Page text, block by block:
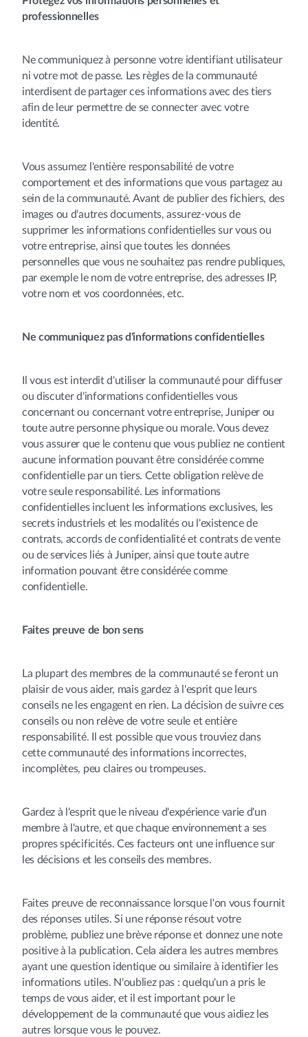
professionnelles
Ne communiquez à personne votre identifiant utilisateur
ni votre mot de passe. Les règles de la communauté
interdisent de partager ces informations avec des tiers
afin de leur permettre de se connecter avec votre
identité.
Vous assumez l'entière responsabilité de votre
comportement et des informations que vous partagez au
sein de la communauté. Avant de publier des fichiers, des
images ou d'autres documents, assurez-vous de
supprimer les informations confidentielles sur vous ou
votre entreprise, ainsi que toutes les données
personnelles que vous ne souhaitez pas rendre publiques,
par exemple le nom de votre entreprise, des adresses IP,
votre nom et vos coordonnées, etc.
Ne communiquez pas d'informations confidentielles
Il vous est interdit d'utiliser la communauté pour diffuser
ou discuter d'informations confidentielles vous
concernant ou concernant votre entreprise, Juniper ou
toute autre personne physique ou morale. Vous devez
vous assurer que le contenu que vous publiez ne contient
aucune information pouvant être considérée comme
confidentielle par un tiers. Cette obligation relève de
votre seule responsabilité. Les informations
confidentielles incluent les informations exclusives, les
secrets industriels et les modalités ou l'existence de
contrats, accords de confidentialité et contrats de vente
ou de services liés à Juniper, ainsi que toute autre
information pouvant être considérée comme
confidentielle.
Faites preuve de bon sens
La plupart des membres de la communauté se feront un
plaisir de vous aider, mais gardez à l'esprit que leurs
conseils ne les engagent en rien. La décision de suivre ces
conseils ou non relève de votre seule et entière
responsabilité. Il est possible que vous trouviez dans
cette communauté des informations incorrectes,
incomplètes, peu claires ou trompeuses.
Gardez à l'esprit que le niveau d'expérience varie d'un
membre à l'autre, et que chaque environnement a ses
propres spécificités. Ces facteurs ont une influence sur
les décisions et les conseils des membres.
Faites preuve de reconnaissance lorsque l'on vous fournit
des réponses utiles. Si une réponse résout votre
problème, publiez une brève réponse et donnez une note
positive à la publication. Cela aidera les autres membres
ayant une question identique ou similaire à identifier les
informations utiles. N'oubliez pas : quelqu'un a pris le
temps de vous aider, et il est important pour le
développement de la communauté que vous aidiez les
autres lorsque vous le pouvez.